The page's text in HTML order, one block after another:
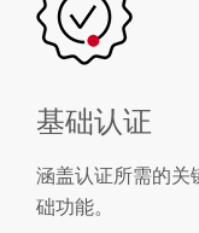
基础认证
涵盖认证所需的关
础功能。